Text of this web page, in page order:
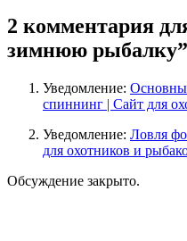
2 комментария
зимнюю рыбалку”
Уведомление:
спиннинг | Сайт для
Уведомление: Ловля
для охотников и
Обсуждение закрыто.